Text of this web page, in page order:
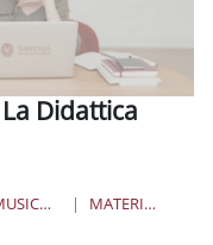
Didattica
08. ETNOMUSICOLOGIA PER LA DIDATTICA MATERIALE DIDATTICO